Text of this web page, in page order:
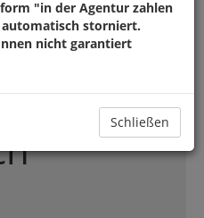
für
"in der Agentur zahlen
storniert.
nicht garantiert
Schließen